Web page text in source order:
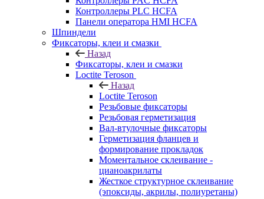
Контроллеры PLC HCFA
Панели оператора HMI HCFA
Шпиндели
Фиксаторы, клеи и смазки
Назад
Фиксаторы, клеи и смазки
Loctite Teroson
Назад
Loctite Teroson
Резьбовые фиксаторы
Резьбовая герметизация
Вал-втулочные фиксаторы
Герметизация фланцев и
формирование прокладок
Моментальное склеивание -
цианоакрилаты
Жесткое структурное склеивание
(эпоксиды, акрилы, полиуретаны)